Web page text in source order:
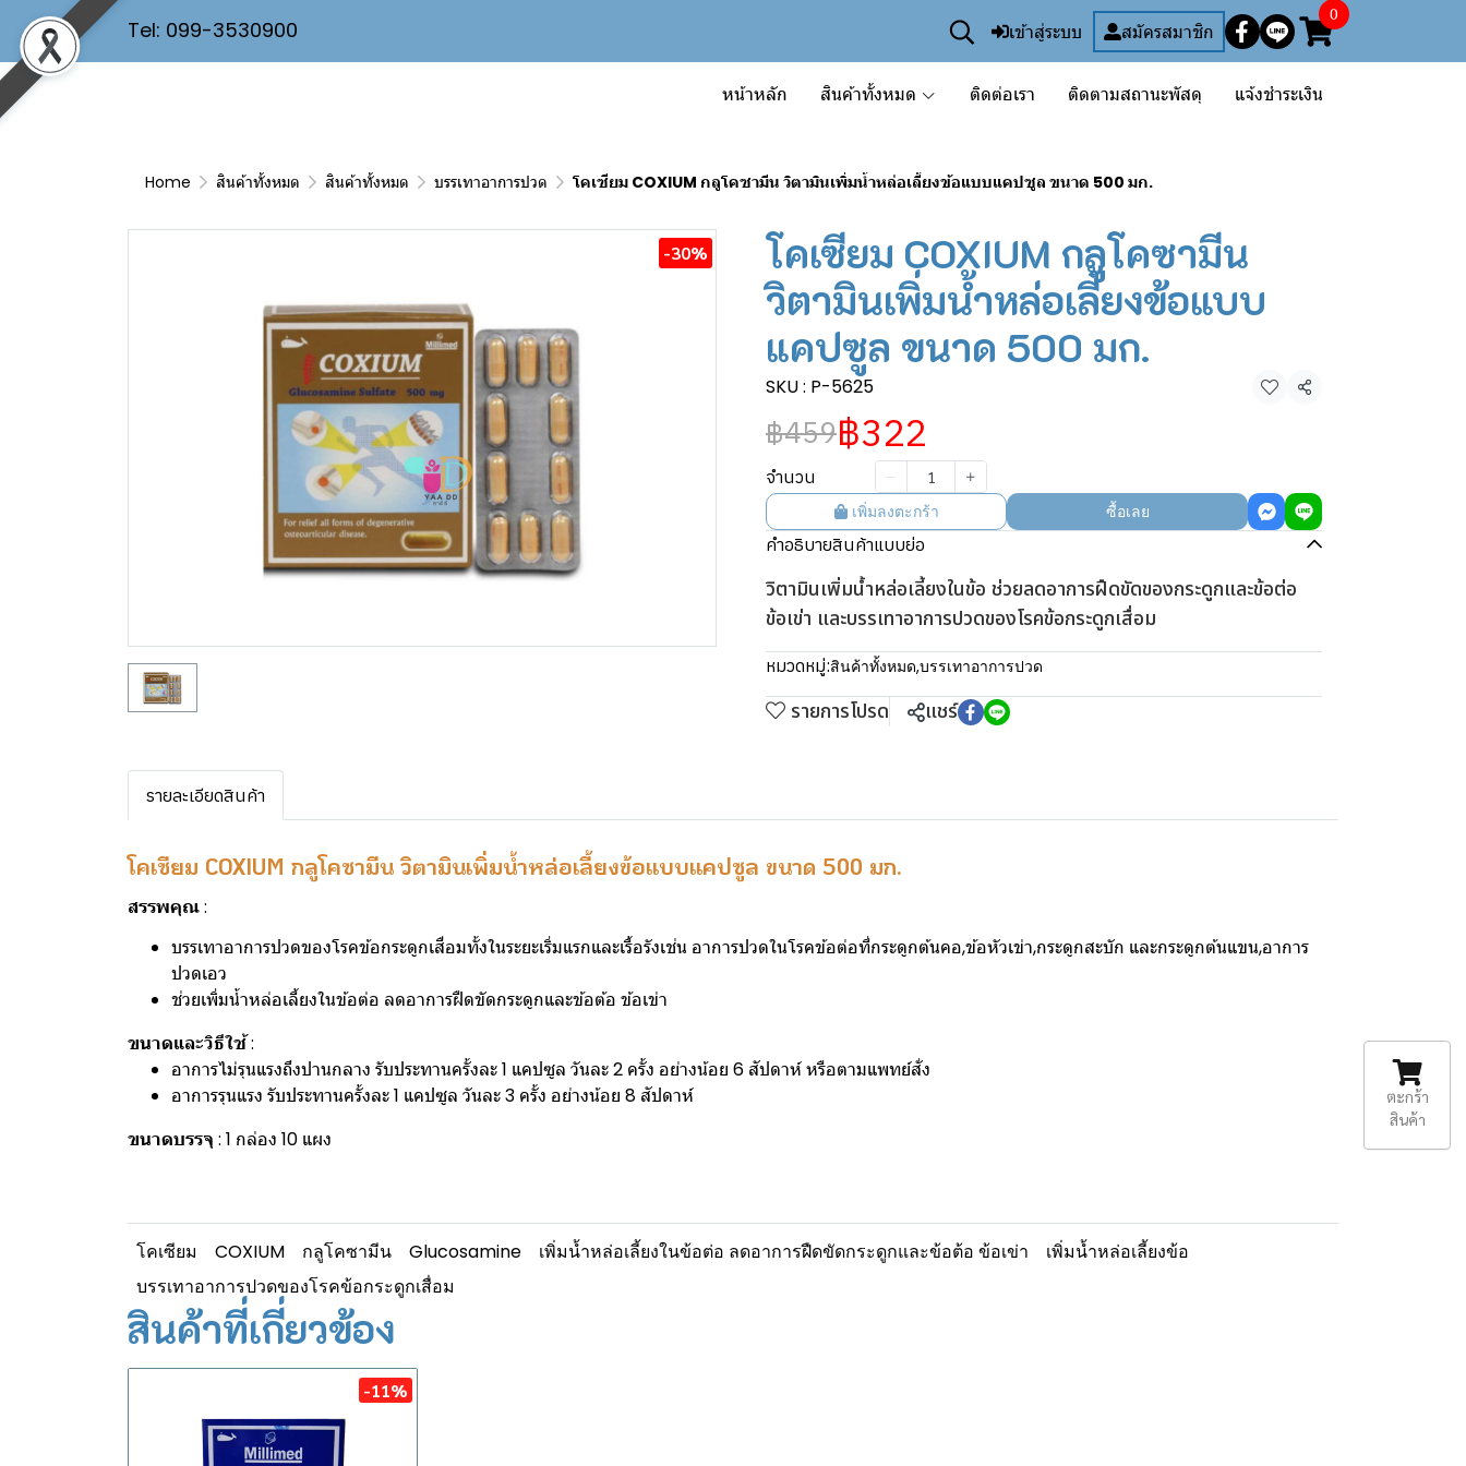
Tel: 099-3530900 เข้าสู่ระบบ สมัครสมาชิก
0
หน้าหลัก สินค้าทั้งหมด ติดต่อเรา ติดตามสถานะพัสดุ แจ้งชำระเงิน
Home สินค้าทั้งหมด สินค้าทั้งหมด บรรเทาอาการปวด โคเซียม COXIUM กลูโคซามีน วิตามินเพิ่มน้ำหล่อเลี้ยงข้อแบบแคปซูล ขนาด 500 มก.
-30%
โคเซียม COXIUM กลูโคซามีน
วิตามินเพิ่มน้ำหล่อเลี้ยงข้อแบบ
แคปซูล ขนาด 500 มก.
SKU : P-5625 แชร์
฿459฿322
จำนวน
เพิ่มลงตะกร้า
ซื้อเลย
คำอธิบายสินค้าแบบย่อ
วิตามินเพิ่มน้ำหล่อเลี้ยงในข้อ ช่วยลดอาการฝืดขัดของกระดูกและข้อต่อ
ข้อเข่า และบรรเทาอาการปวดของโรคข้อกระดูกเสื่อม
หมวดหมู่:สินค้าทั้งหมด,บรรเทาอาการปวด
รายการโปรด แชร์
รายละเอียดสินค้า
โคเซียม COXIUM กลูโคซามีน วิตามินเพิ่มน้ำหล่อเลี้ยงข้อแบบแคปซูล ขนาด 500 มก.
สรรพคุณ:
บรรเทาอาการปวดของโรคข้อกระดูกเสื่อมทั้งในระยะเริ่มแรกและเรื้อรังเช่น อาการปวดในโรคข้อต่อที่กระดูกต้นคอ,ข้อหัวเข่า,กระดูกสะบัก และกระดูกต้นแขน,อาการ
ปวดเอว
ช่วยเพิ่มน้ำหล่อเลี้ยงในข้อต่อ ลดอาการฝืดขัดกระดูกและข้อต้อ ข้อเข่า
ขนาดและวิธีใช้:
อาการไม่รุนแรงถึงปานกลาง รับประทานครั้งละ 1 แคปซูล วันละ 2 ครั้ง อย่างน้อย 6 สัปดาห์ หรือตามแพทย์สั่ง
อาการรุนแรง รับประทานครั้งละ 1 แคปซูล วันละ 3 ครั้ง อย่างน้อย 8 สัปดาห์
ขนาดบรรจุ : 1 กล่อง 10 แผง
โคเซียม COXIUM กลูโคซามีน Glucosamine เพิ่มน้ำหล่อเลี้ยงในข้อต่อ ลดอาการฝืดขัดกระดูกและข้อต้อ ข้อเข่า
เพิ่มน้ำหล่อเลี้ยงข้อ
บรรเทาอาการปวดของโรคข้อกระดูกเสื่อม
สินค้าที่เกี่ยวข้อง
-11%
ตะกร้า
สินค้า